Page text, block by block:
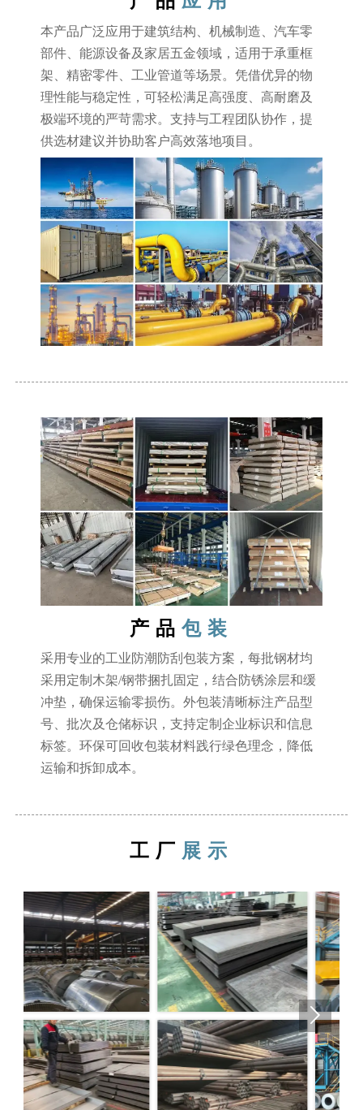
本产品广泛应用于建筑结构、机械制造、汽车零
部件、能源设备及家居五金领域，适用于承重框
架、精密零件、工业管道等场景。凭借优异的物
理性能与稳定性，可轻松满足高强度、高耐磨及
极端环境的严苛需求。支持与工程团队协作，提
供选材建议并协助客户高效落地项目。
产品 包装
采用专业的工业防潮防刮包装方案，每批钢材均
采用定制木架/钢带捆扎固定，结合防锈涂层和缓
冲垫，确保运输零损伤。外包装清晰标注产品型
号、批次及仓储标识，支持定制企业标识和信息
标签。环保可回收包装材料践行绿色理念，降低
运输和拆卸成本。
工厂 展示
